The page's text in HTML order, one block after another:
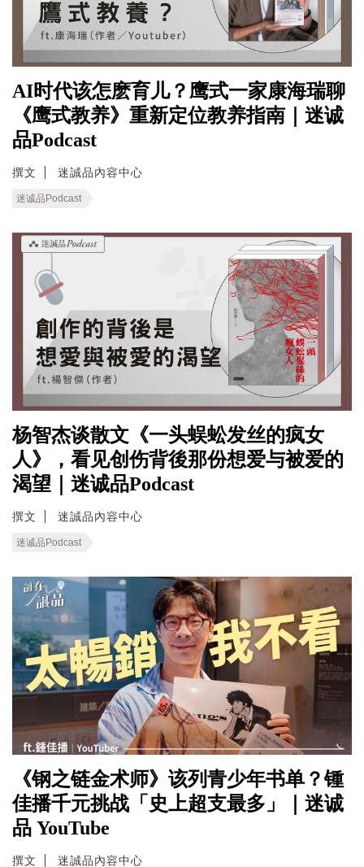
AI时代该怎麽育儿？鹰式一家康海瑞聊
《鹰式教养》重新定位教养指南｜迷诚
品Podcast
撰文 迷誠品內容中心
迷诚品Podcast
杨智杰谈散文《一头蜈蚣发丝的疯女
人》，看见创伤背後那份想爱与被爱的
渴望｜迷诚品Podcast
撰文 迷誠品內容中心
迷诚品Podcast
《钢之链金术师》该列青少年书单？锺
佳播千元挑战「史上超支最多」｜迷诚
品 YouTube
撰文 迷誠品內容中心